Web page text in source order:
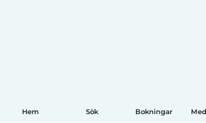
Hem Sök Bokningar